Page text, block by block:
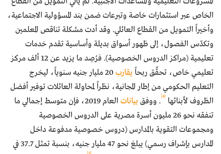
الخاص عبر استثمارات خاصة وتبرعات ضمن بند المسؤولية الاجتماعية،
وأخيراً التمويل من القطاع العائلي. وقد أدت مشكلة تناقص المعلمين
وتكدّس الفصول، إلى ظهور أسواق بديلة وأساسية تقدم خدمات
تعليمية (مراكز الدروس الخصوصية). فرُصِد ما يزيد عن 12 ألف مركز
تعليمي خاص، تحقِّق ربحاً يقارب
20 مليار جنيه سنوياً، ليخرج
التعليم الحكومي من إطار المجانية، نظراً لمحاولة العائلات توفير أفضل
الظروف لأبنائها
[4] . ووفق بيانات
العام 2019، فإن متوسط إجمالي ما
تنفقه نحو 26 مليون أسرة مصرية على الدروس الخصوصية
ومجموعات التقوية بالمدارس (دروس خصوصية مدفوعة داخل
المدارس بإشراف رسمي) يبلغ نحو 47 مليار جنيه، بنسبة تمثل 37.7 في